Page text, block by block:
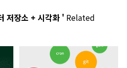
저장소 + 시각화 ' Related